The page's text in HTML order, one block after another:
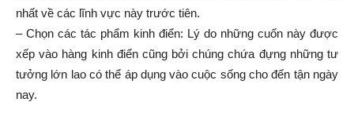
nhất về các lĩnh vực này trước tiên.
– Chọn các tác phẩm kinh điển: Lý do những cuốn này được
xếp vào hàng kinh điển cũng bởi chúng chứa đựng những tư
tưởng lớn lao có thể áp dụng vào cuộc sống cho đến tận ngày
nay.